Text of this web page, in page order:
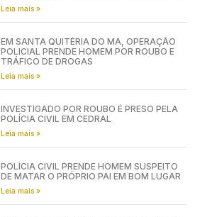
Leia mais »
EM SANTA QUITÉRIA DO MA, OPERAÇÃO
POLICIAL PRENDE HOMEM POR ROUBO E
TRÁFICO DE DROGAS
Leia mais »
INVESTIGADO POR ROUBO É PRESO PELA
POLÍCIA CIVIL EM CEDRAL
Leia mais »
POLÍCIA CIVIL PRENDE HOMEM SUSPEITO
DE MATAR O PRÓPRIO PAI EM BOM LUGAR
Leia mais »